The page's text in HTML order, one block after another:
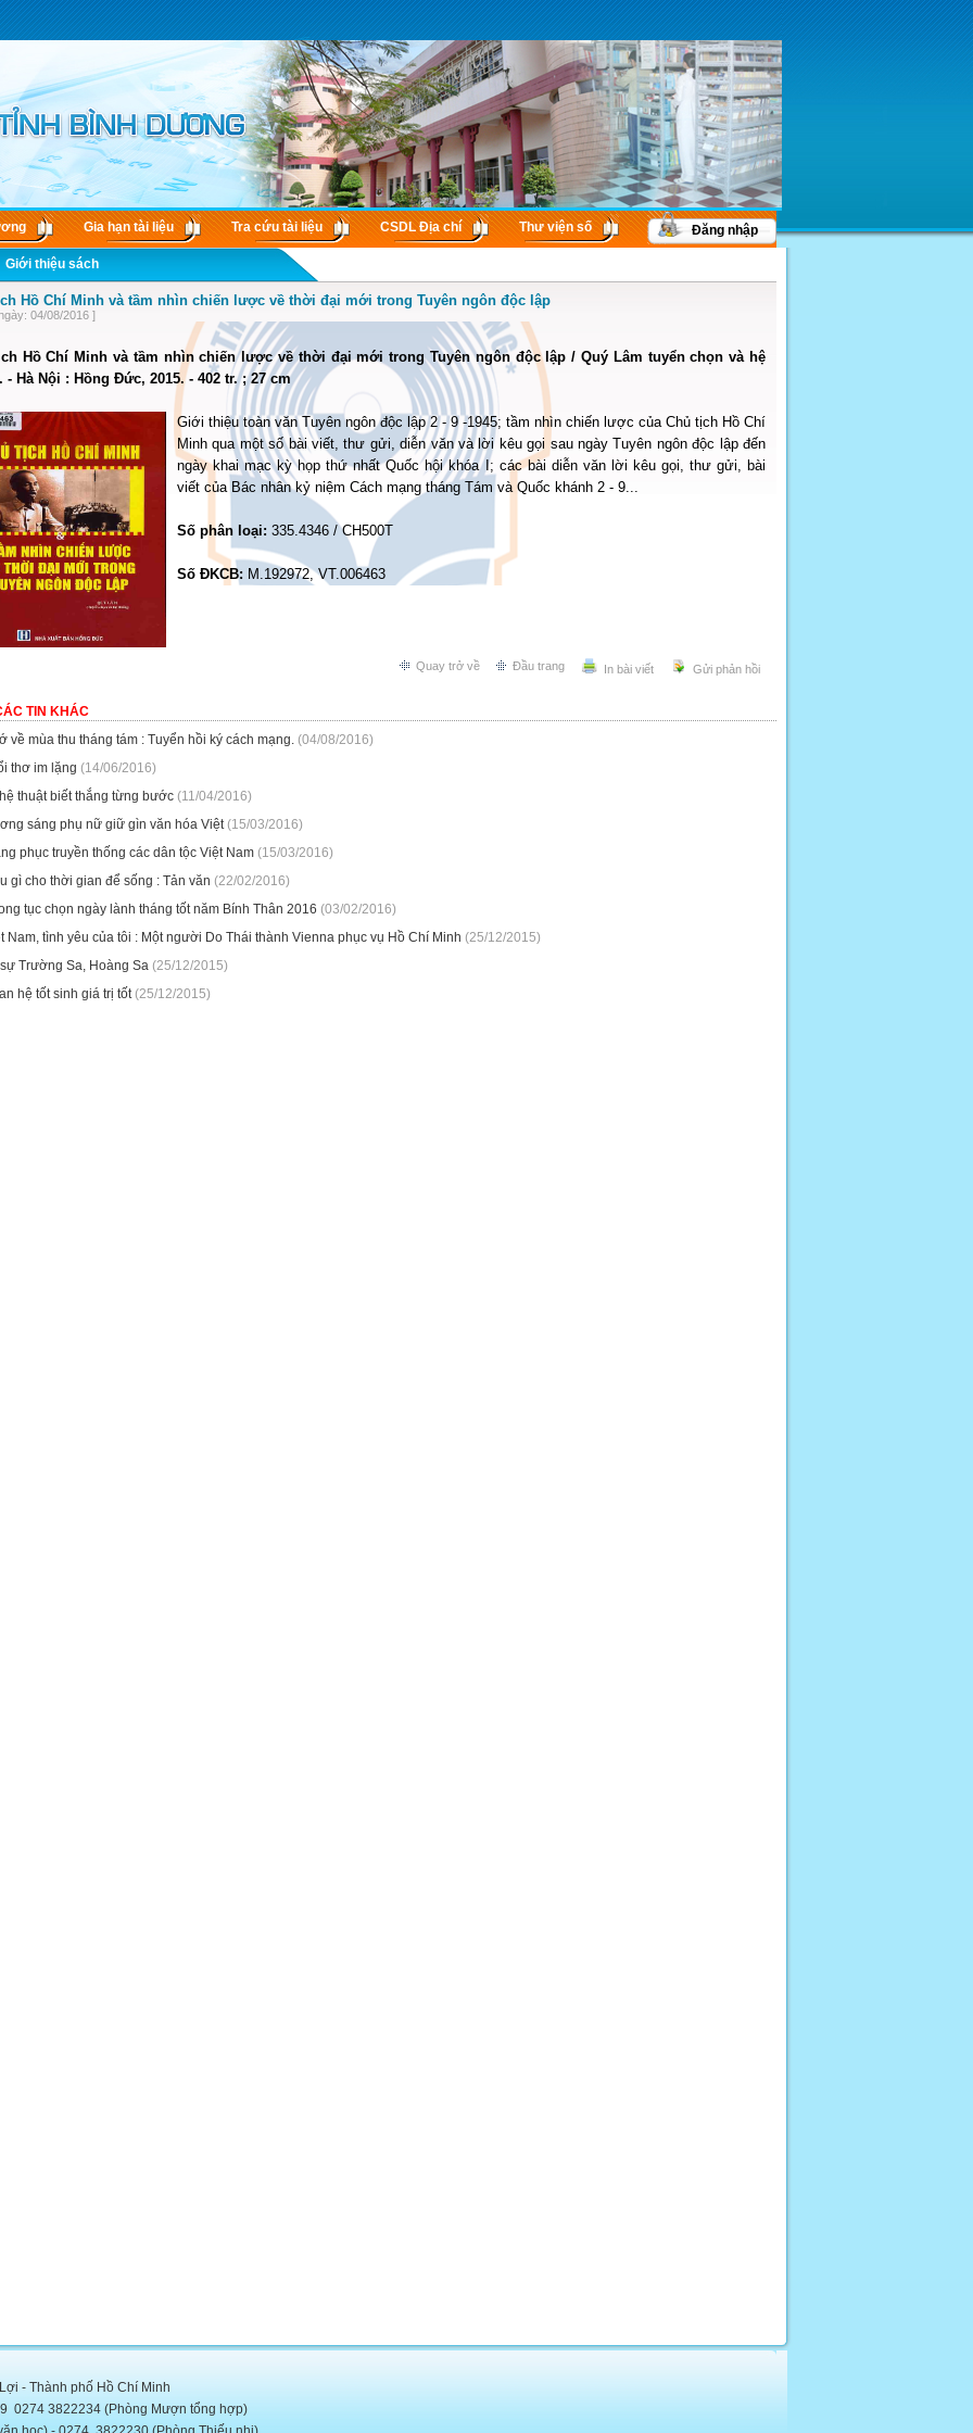
Gia hạn tài liệu Tra cứu tài liệu CSDL Ðịa chí Thư viện số Đăng nhập
Giới thiệu sách
Hồ Chí Minh và tầm nhìn chiến lược về thời đại mới trong Tuyên ngôn độc lập
04/08/2016 ]
Hồ Chí Minh và tầm nhìn chiến lược về thời đại mới trong Tuyên ngôn độc lập / Quý Lâm tuyển chọn và hệ
- Hà Nội : Hồng Đức, 2015. - 402 tr. ; 27 cm
Giới thiệu toàn văn Tuyên ngôn độc lập 2 - 9 -1945; tầm nhìn chiến lược của Chủ tịch Hồ Chí
Minh qua một số bài viết, thư gửi, diễn văn và lời kêu gọi sau ngày Tuyên ngôn độc lập đến
ngày khai mạc kỳ họp thứ nhất Quốc hội khóa I; các bài diễn văn lời kêu gọi, thư gửi, bài
viết của Bác nhân kỷ niệm Cách mạng tháng Tám và Quốc khánh 2 - 9...
Số phân loại: 335.4346 / CH500T
Số ĐKCB: M.192972, VT.006463
Gửi phản hồi
In bài viết
Đầu trang
Quay trở về
TIN KHÁC
về mùa thu tháng tám : Tuyển hồi ký cách mạng. (04/08/2016)
thơ im lặng (14/06/2016)
thuật biết thắng từng bước (11/04/2016)
sáng phụ nữ giữ gìn văn hóa Việt(15/03/2016)
phục truyền thống các dân tộc Việt Nam (15/03/2016)
gì cho thời gian để sống : Tản văn (22/02/2016)
tục chọn ngày lành tháng tốt năm Bính Thân 2016 (03/02/2016)
Nam, tình yêu của tôi : Một người Do Thái thành Vienna phục vụ Hồ Chí Minh (25/12/2015)
Trường Sa, Hoàng Sa (25/12/2015)
hệ tốt sinh giá trị tốt(25/12/2015)
- Thành phố Hồ Chí Minh
0274 3822234 (Phòng Mượn tổng hợp)